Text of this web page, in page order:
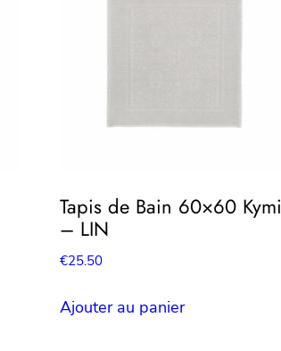
Tapis de Bain 60×60 Kymi
– LIN
€25.50
Ajouter au panier